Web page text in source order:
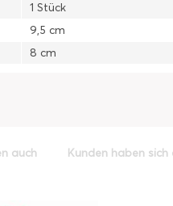
1 Stück
9,5 cm
8 cm
auch Kunden haben